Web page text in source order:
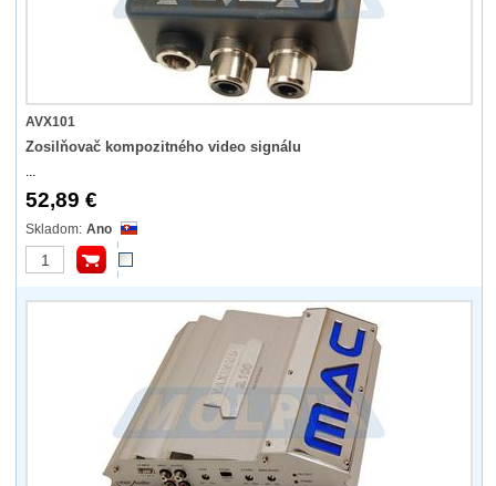
AVX101
Zosilňovač kompozitného video signálu
...
52,89 €
Ano